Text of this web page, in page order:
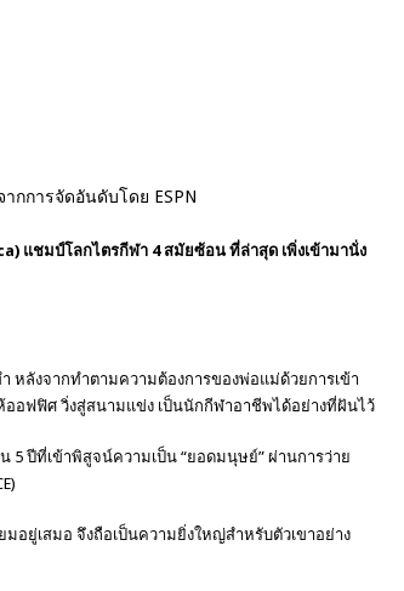
กการจัดอันดับโดย ESPN
แชมป์โลกไตรกีฬา 4 สมัยซ้อน ที่ล่าสุด เพิ่งเข้ามานั่ง
หลังจากทำตามความต้องการของพ่อแม่ด้วยการเข้า
อฟฟิศ วิ่งสู่สนามแข่ง เป็นนักกีฬาอาชีพได้อย่างที่ฝันไว้
5 ปีที่เข้าพิสูจน์ความเป็น “ยอดมนุษย์” ผ่านการว่าย
อยู่เสมอ จึงถือเป็นความยิ่งใหญ่สำหรับตัวเขาอย่าง